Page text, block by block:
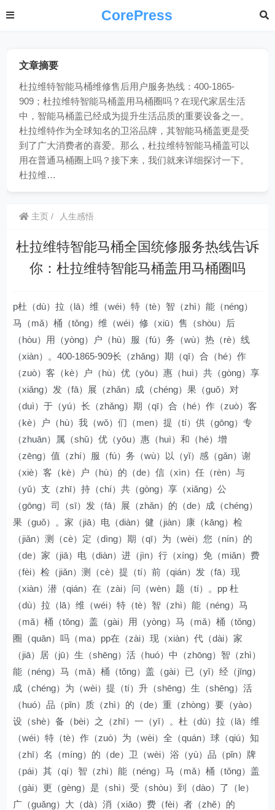
CorePress
文章摘要
杜拉维特智能马桶维修售后用户服务热线：400-1865-
909；杜拉维特智能马桶盖用马桶圈吗？在现代家居生活
中，智能马桶盖已经成为提升生活品质的重要设备之一。
杜拉维特作为全球知名的卫浴品牌，其智能马桶盖更是受
到了广大消费者的喜爱。那么，杜拉维特智能马桶盖可以
用在普通马桶圈上吗？接下来，我们就来详细探讨一下。
杜拉维…
主页 人生感悟
杜拉维特智能马桶全国统修服务热线告诉
你：杜拉维特智能马桶盖用马桶圈吗
p杜（dù）拉（lā）维（wéi）特（tè）智（zhì）能（néng）
马（mǎ）桶（tǒng）维（wéi）修（xiū）售（shòu）后
（hòu）用（yòng）户（hù）服（fú）务（wù）热（rè）线
（xiàn）。400-1865-909长（zhǎng）期（qī）合（hé）作
（zuò）客（kè）户（hù）优（yōu）惠（huì）共（gòng）享
（xiǎng）发（fā）展（zhǎn）成（chéng）果（guǒ）对
（duì）于（yú）长（zhǎng）期（qī）合（hé）作（zuò）客
（kè）户（hù）我（wǒ）们（men）提（tí）供（gōng）专
（zhuān）属（shǔ）优（yōu）惠（huì）和（hé）增
（zēng）值（zhí）服（fú）务（wù）以（yǐ）感（gǎn）谢
（xiè）客（kè）户（hù）的（de）信（xìn）任（rèn）与
（yǔ）支（zhī）持（chí）共（gòng）享（xiǎng）公
（gōng）司（sī）发（fā）展（zhǎn）的（de）成（chéng）
果（guǒ）。家（jiā）电（diàn）健（jiàn）康（kāng）检
（jiǎn）测（cè）定（dìng）期（qī）为（wèi）您（nín）的
（de）家（jiā）电（diàn）进（jìn）行（xíng）免（miǎn）费
（fèi）检（jiǎn）测（cè）提（tí）前（qián）发（fā）现
（xiàn）潜（qián）在（zài）问（wèn）题（tí）。pp 杜
（dù）拉（lā）维（wéi）特（tè）智（zhì）能（néng）马
（mǎ）桶（tǒng）盖（gài）用（yòng）马（mǎ）桶（tǒng）
圈（quān）吗（ma）pp在（zài）现（xiàn）代（dài）家
（jiā）居（jū）生（shēng）活（huó）中（zhōng）智（zhì）
能（néng）马（mǎ）桶（tǒng）盖（gài）已（yǐ）经（jīng）
成（chéng）为（wèi）提（tí）升（shēng）生（shēng）活
（huó）品（pǐn）质（zhì）的（de）重（zhòng）要（yào）
设（shè）备（bèi）之（zhī）一（yī）。杜（dù）拉（lā）维
（wéi）特（tè）作（zuò）为（wèi）全（quán）球（qiú）知
（zhī）名（míng）的（de）卫（wèi）浴（yù）品（pǐn）牌
（pái）其（qí）智（zhì）能（néng）马（mǎ）桶（tǒng）盖
（gài）更（gèng）是（shì）受（shòu）到（dào）了（le）
广（guǎng）大（dà）消（xiāo）费（fèi）者（zhě）的